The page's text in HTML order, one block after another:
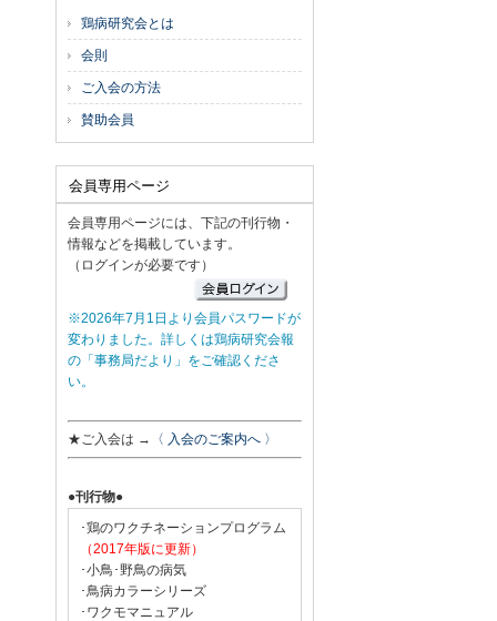
鶏病研究会とは
会則
ご入会の方法
賛助会員
会員専用ページ
会員専用ページには、下記の刊行物・
情報などを掲載しています。
（ログインが必要です）
※2026年7月1日より会員パスワードが
変わりました。詳しくは鶏病研究会報
の「事務局だより」をご確認くださ
い。
★ご入会は → 〈 入会のご案内へ 〉
●刊行物●
･鶏のワクチネーションプログラム
（2017年版に更新）
･小鳥･野鳥の病気
･鳥病カラーシリーズ
･ワクモマニュアル